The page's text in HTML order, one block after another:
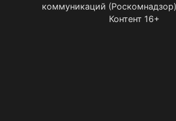
коммуникаций
Контент 16+